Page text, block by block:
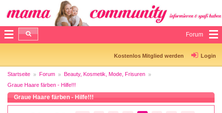
Forum
Kostenlos Mitglied werden Login
Startseite Forum
Beauty, Kosmetik, Mode, Frisuren
Graue Haare färben - Hilfe!!!
Graue Haare färben - Hilfe!!!